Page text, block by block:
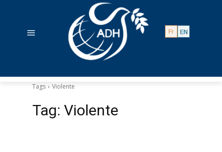
Tags Violente
Tag: Violente